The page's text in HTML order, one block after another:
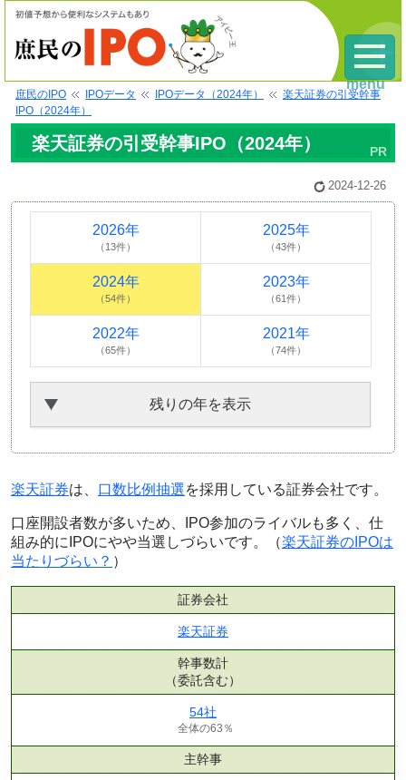
庶民のIPO IPOデータ IPOデータ（2024年）
楽天証券の引受幹事
IPO（2024年）
楽天証券の引受幹事IPO（2024年）
2024-12-26
2026年
（13件）
2025年
（43件）
2024年
（54件）
2023年
（61件）
2022年
（65件）
2021年
（74件）
残りの年を表示
楽天証券は、 口数比例抽選を採用している証券会社です。
口座開設者数が多いため、IPO参加のライバルも多く、仕
組み的にIPOにやや当選しづらいです。（楽天証券のIPOは
当たりづらい？ ）
証券会社
楽天証券
幹事数計
（委託含む）
54社
全体の63％
主幹事
menu